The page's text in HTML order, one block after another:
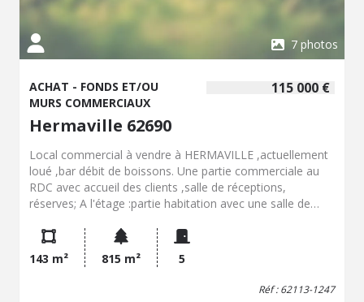
7 photos
115 000 €
ACHAT - FONDS ET/OU
MURS COMMERCIAUX
Hermaville 62690
Local commercial à vendre à HERMAVILLE ,actuellement
loué ,bar débit de boissons. Une partie commerciale au
RDC avec accueil des clients ,salle de réceptions,
réserves; A l'étage :partie habitation avec une salle de
143 m² 815 m² 5
Réf : 62113-1247